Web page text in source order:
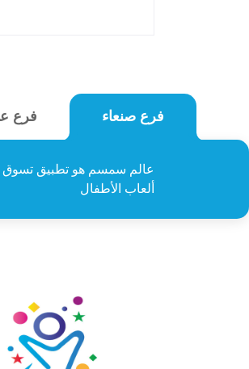
فرع صنعاء فرع
عالم سمسم هو تطبيق
ألعاب الأطفال